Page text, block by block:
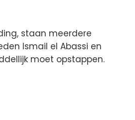
staan meerdere
Ismail el Abassi en
moet opstappen.